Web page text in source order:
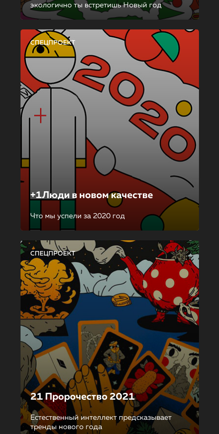
экологично ты встретишь Новый год
СПЕЦПРОЕКТ
+1Люди в новом качестве
Что мы успели за 2020 год
СПЕЦПРОЕКТ
21 Пророчество 2021
Естественный интеллект предсказывает
тренды нового года